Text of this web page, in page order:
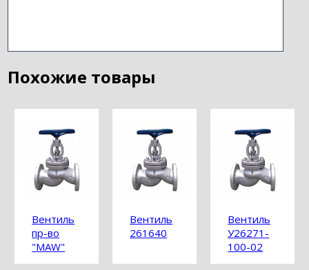
Похожие товары
Вентиль
пр-во
"MAW"
Вентиль
261640
Вентиль
У26271-
100-02